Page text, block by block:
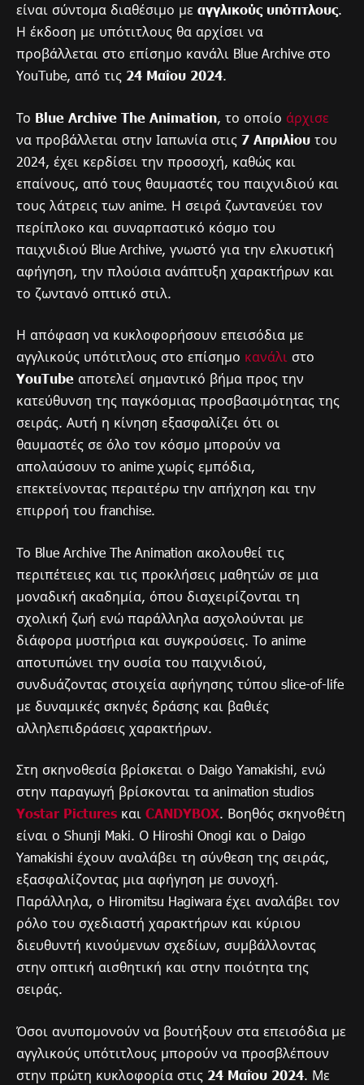
είναι σύντομα διαθέσιμο με αγγλικούς υπότιτλους.
Η έκδοση με υπότιτλους θα αρχίσει να
προβάλλεται στο επίσημο κανάλι Blue Archive στο
YouTube, από τις 24 Μαΐου 2024.
Το Blue Archive The Animation, το οποίο άρχισε
να προβάλλεται στην Ιαπωνία στις 7 Απριλίου του
2024, έχει κερδίσει την προσοχή, καθώς και
επαίνους, από τους θαυμαστές του παιχνιδιού και
τους λάτρεις των anime. Η σειρά ζωντανεύει τον
περίπλοκο και συναρπαστικό κόσμο του
παιχνιδιού Blue Archive, γνωστό για την ελκυστική
αφήγηση, την πλούσια ανάπτυξη χαρακτήρων και
το ζωντανό οπτικό στιλ.
Η απόφαση να κυκλοφορήσουν επεισόδια με
αγγλικούς υπότιτλους στο επίσημο κανάλι στο
YouTube αποτελεί σημαντικό βήμα προς την
κατεύθυνση της παγκόσμιας προσβασιμότητας της
σειράς. Αυτή η κίνηση εξασφαλίζει ότι οι
θαυμαστές σε όλο τον κόσμο μπορούν να
απολαύσουν το anime χωρίς εμπόδια,
επεκτείνοντας περαιτέρω την απήχηση και την
επιρροή του franchise.
Το Blue Archive The Animation ακολουθεί τις
περιπέτειες και τις προκλήσεις μαθητών σε μια
μοναδική ακαδημία, όπου διαχειρίζονται τη
σχολική ζωή ενώ παράλληλα ασχολούνται με
διάφορα μυστήρια και συγκρούσεις. Το anime
αποτυπώνει την ουσία του παιχνιδιού,
συνδυάζοντας στοιχεία αφήγησης τύπου slice-of-life
με δυναμικές σκηνές δράσης και βαθιές
αλληλεπιδράσεις χαρακτήρων.
Στη σκηνοθεσία βρίσκεται ο Daigo Yamakishi, ενώ
στην παραγωγή βρίσκονται τα animation studios
Yostar Pictures και CANDYBOX. Βοηθός σκηνοθέτη
είναι ο Shunji Maki. Ο Hiroshi Onogi και ο Daigo
Yamakishi έχουν αναλάβει τη σύνθεση της σειράς,
εξασφαλίζοντας μια αφήγηση με συνοχή.
Παράλληλα, ο Hiromitsu Hagiwara έχει αναλάβει τον
ρόλο του σχεδιαστή χαρακτήρων και κύριου
διευθυντή κινούμενων σχεδίων, συμβάλλοντας
στην οπτική αισθητική και στην ποιότητα της
σειράς.
Όσοι ανυπομονούν να βουτήξουν στα επεισόδια με
αγγλικούς υπότιτλους μπορούν να προσβλέπουν
στην πρώτη κυκλοφορία στις 24 Μαΐου 2024. Με